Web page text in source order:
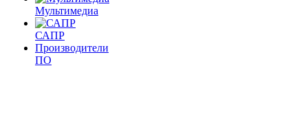
Мультимедиа
САПР
Производители
ПО